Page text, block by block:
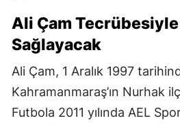
Ali Çam Tecrübesiyle
Sağlayacak
Ali Çam, 1 Aralık 1997
Kahramanmaraş’ın Nurhak
Futbola 2011 yılında AEL